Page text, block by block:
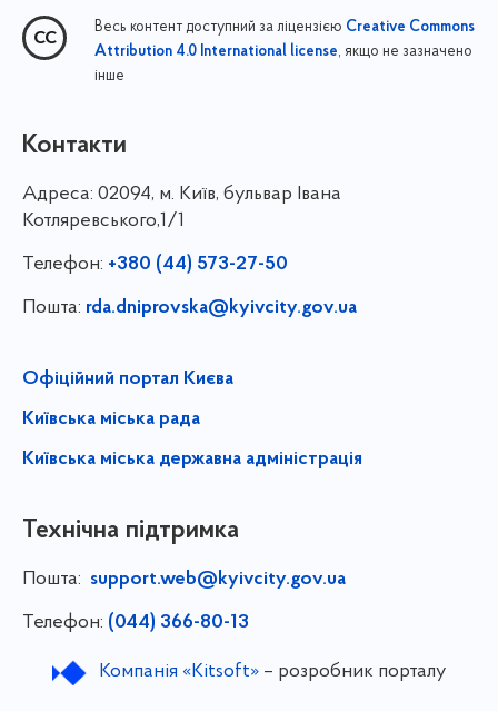
Весь контент доступний за ліцензією Creative Commons
Attribution 4.0 International license, якщо не зазначено
інше
Контакти
Адреса: 02094, м. Київ, бульвар Івана
Котляревського,1/1
Телефон: +380 (44) 573-27-50
Пошта: rda.dniprovska@kyivcity.gov.ua
Офіційний портал Києва
Київська міська рада
Київська міська державна адміністрація
Технічна підтримка
Пошта: support.web@kyivcity.gov.ua
Телефон: (044) 366-80-13
Компанія «Kitsoft»– розробник порталу